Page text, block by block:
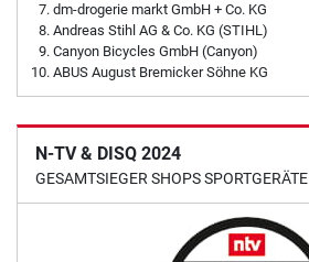
dm-drogerie markt GmbH + Co. KG
Andreas Stihl AG & Co. KG (STIHL)
Canyon Bicycles GmbH (Canyon)
ABUS August Bremicker Söhne KG
N-TV & DISQ 2024
GESAMTSIEGER SHOPS SPORTGERÄTE